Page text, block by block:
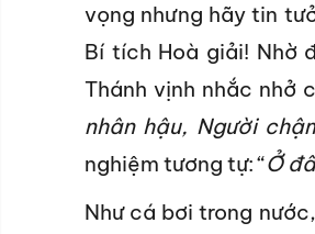
vọng nhưng hãy tin
Bí tích Hoà giải! Nhờ
Thánh vịnh nhắc nhở
nhân hậu, Người
nghiệm tương tự: “Ở
Như cá bơi trong